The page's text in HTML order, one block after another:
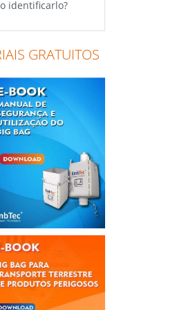
identificarlo?
GRATUITOS